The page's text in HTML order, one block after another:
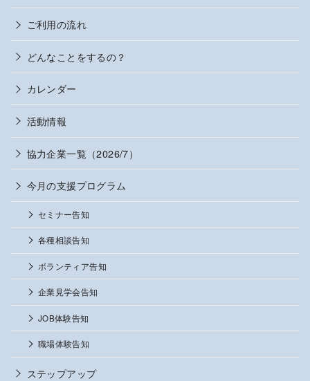
ご利用の流れ
どんなことをするの？
カレンダー
活動情報
協力企業一覧（2026/7）
今月の支援プログラム
セミナー告知
各種相談告知
ボランティア告知
企業見学会告知
JOB体験告知
職場体験告知
ステップアップ